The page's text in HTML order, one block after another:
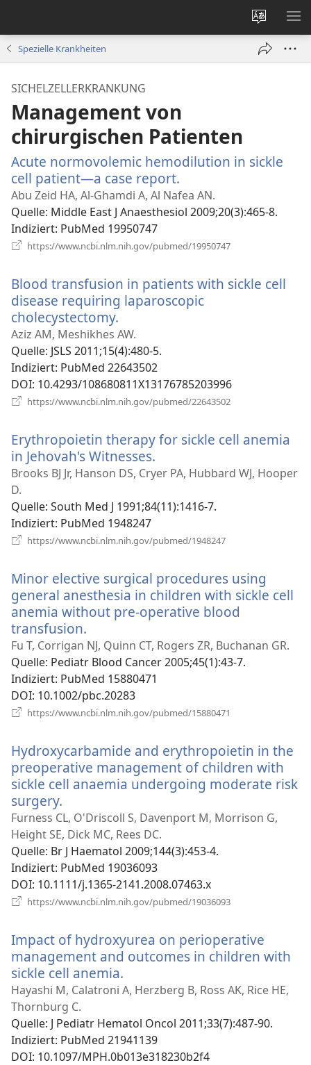
ändern
Spezielle Krankheiten
SICHELZELLERKRANKUNG
Management von
chirurgischen Patienten
Acute normovolemic hemodilution in sickle
cell patient—a case report.
neues
Fenster)
Abu Zeid HA, Al-Ghamdi A, Al Nafea AN.
Quelle‎: Middle East J Anaesthesiol 2009;20(3):465-8.
Indiziert‎: PubMed 19950747
https://www.ncbi.nlm.nih.gov/pubmed/19950747
Blood transfusion in patients with sickle cell
disease requiring laparoscopic
cholecystectomy.
neues
Fenster)
Aziz AM, Meshikhes AW.
Quelle‎: JSLS 2011;15(4):480-5.
Indiziert‎: PubMed 22643502
DOI‎: 10.4293/108680811X13176785203996
https://www.ncbi.nlm.nih.gov/pubmed/22643502
Erythropoietin therapy for sickle cell anemia
in Jehovah's Witnesses.
neues
Brooks BJ Jr, Hanson DS, Cryer PA, Hubbard WJ, Hooper
D.
Quelle‎: South Med J 1991;84(11):1416-7.
Indiziert‎: PubMed 1948247
https://www.ncbi.nlm.nih.gov/pubmed/1948247
Minor elective surgical procedures using
general anesthesia in children with sickle cell
anemia without pre-operative blood
transfusion.
neues
Fenster)
Fu T, Corrigan NJ, Quinn CT, Rogers ZR, Buchanan GR.
Quelle‎: Pediatr Blood Cancer 2005;45(1):43-7.
Indiziert‎: PubMed 15880471
DOI‎: 10.1002/pbc.20283
https://www.ncbi.nlm.nih.gov/pubmed/15880471
Hydroxycarbamide and erythropoietin in the
preoperative management of children with
sickle cell anaemia undergoing moderate risk
surgery.
neues
Fenster)
Furness CL, O'Driscoll S, Davenport M, Morrison G,
Height SE, Dick MC, Rees DC.
Quelle‎: Br J Haematol 2009;144(3):453-4.
Indiziert‎: PubMed 19036093
DOI‎: 10.1111/j.1365-2141.2008.07463.x
https://www.ncbi.nlm.nih.gov/pubmed/19036093
Impact of hydroxyurea on perioperative
management and outcomes in children with
sickle cell anemia.
neues
Hayashi M, Calatroni A, Herzberg B, Ross AK, Rice HE,
Thornburg C.
Quelle‎: J Pediatr Hematol Oncol 2011;33(7):487-90.
Indiziert‎: PubMed 21941139
DOI‎: 10.1097/MPH.0b013e318230b2f4